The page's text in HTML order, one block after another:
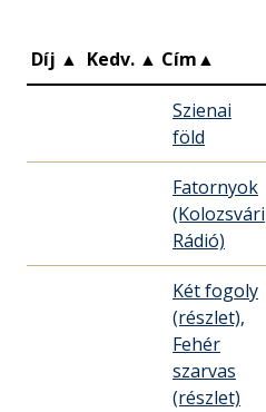
Díj ▲ Kedv. ▲ Cím▲
Szienai
föld
Fatornyok
(Kolozsvári
Rádió)
Két fogoly
(részlet),
Fehér
szarvas
(részlet)